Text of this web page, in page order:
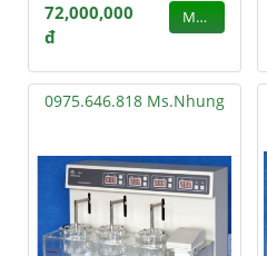
72,000,000
đ
MUA
0975.646.818 Ms.Nhung